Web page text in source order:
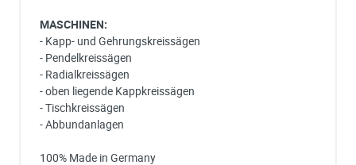
MASCHINEN:
- Kapp- und Gehrungskreissägen
- Pendelkreissägen
- Radialkreissägen
- oben liegende Kappkreissägen
- Tischkreissägen
- Abbundanlagen
100% Made in Germany